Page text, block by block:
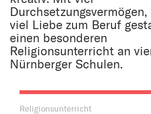
viel Liebe zum Beruf
einen besonderen
Religionsunterricht an
Nürnberger Schulen.
Religionsunterricht
Religion in der Schule
Kunst
Weltanschauungsfragen
Gegen Rechtsextremismus